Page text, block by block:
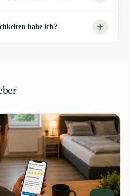
habe ich?